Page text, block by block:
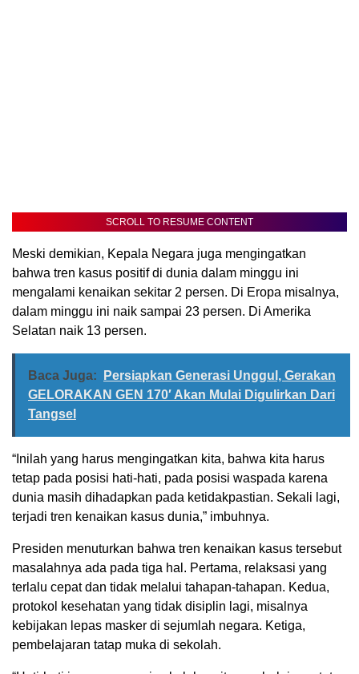
SCROLL TO RESUME CONTENT
Meski demikian, Kepala Negara juga mengingatkan
bahwa tren kasus positif di dunia dalam minggu ini
mengalami kenaikan sekitar 2 persen. Di Eropa misalnya,
dalam minggu ini naik sampai 23 persen. Di Amerika
Selatan naik 13 persen.
Baca Juga:
Persiapkan Generasi Unggul, Gerakan
GELORAKAN GEN 170′ Akan Mulai Digulirkan Dari
Tangsel
“Inilah yang harus mengingatkan kita, bahwa kita harus
tetap pada posisi hati-hati, pada posisi waspada karena
dunia masih dihadapkan pada ketidakpastian. Sekali lagi,
terjadi tren kenaikan kasus dunia,” imbuhnya.
Presiden menuturkan bahwa tren kenaikan kasus tersebut
masalahnya ada pada tiga hal. Pertama, relaksasi yang
terlalu cepat dan tidak melalui tahapan-tahapan. Kedua,
protokol kesehatan yang tidak disiplin lagi, misalnya
kebijakan lepas masker di sejumlah negara. Ketiga,
pembelajaran tatap muka di sekolah.